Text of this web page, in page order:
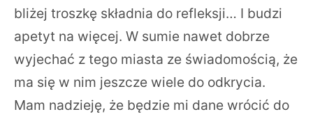
bliżej troszkę składnia do refleksji… I budzi
apetyt na więcej. W sumie nawet dobrze
wyjechać z tego miasta ze świadomością, że
ma się w nim jeszcze wiele do odkrycia.
Mam nadzieję, że będzie mi dane wrócić do